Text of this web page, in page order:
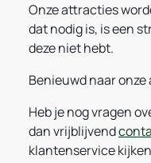
Onze attracties
dat nodig is, is een
deze niet hebt.
Benieuwd naar onze
Heb je nog vragen
dan vrijblijvend
klantenservice